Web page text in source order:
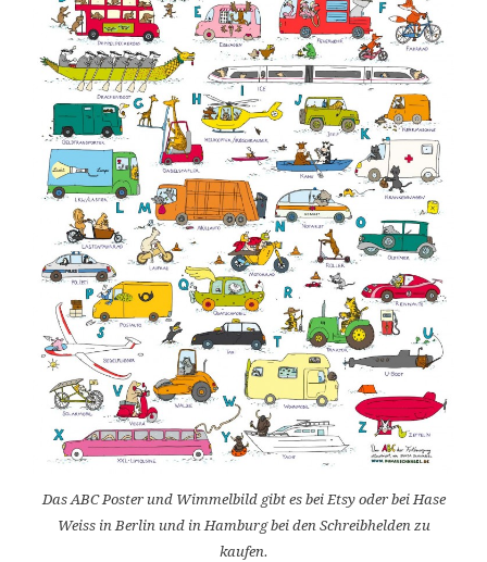
Das ABC Poster und Wimmelbild gibt es bei Etsy oder bei Hase
Weiss in Berlin und in Hamburg bei den Schreibhelden zu
kaufen.